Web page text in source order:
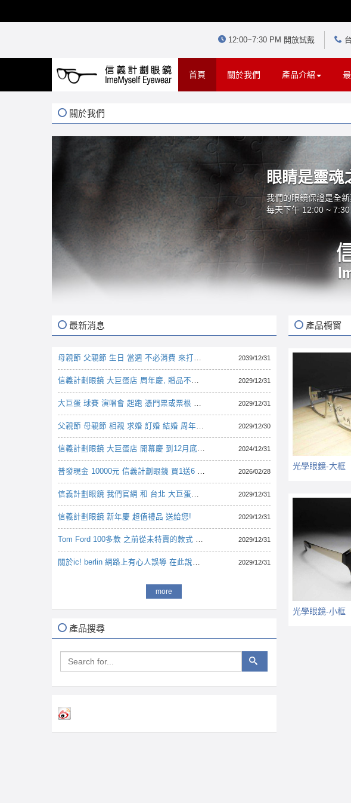
12:00~7:30 PM 開放試戴
首頁 (current)關於我們 產品介紹
關於我們
眼睛是靈魂
我們的眼鏡保證是全
每天下午 12:00 ~
最新消息
母親節 父親節 生日 當週 不必消費 來打卡 就贈送 小紅書 小黑筆記本 記事本 2039/12/31
信義計劃眼鏡 大巨蛋店 周年慶, 贈品不是廉價的outlet品, 而是專櫃正品, 以下網址 一目了然 2029/12/31
大巨蛋 球賽 演唱會 起跑 憑門票或票根 獲贈 特別贈禮 2029/12/31
父親節 母親節 相親 求婚 訂婚 結婚 周年紀念 就業 畢業 轉職 高升 生日禮物 見面禮 2029/12/30
信義計劃眼鏡 大巨蛋店 開幕慶 ​到12月底 好禮大方送 2024/12/31
普發現金 10000元 信義計劃眼鏡 買1送6 活動起跑 2026/02/28
信義計劃眼鏡 我們官網 和 台北 大巨蛋店 大特賣 2029/12/31
信義計劃眼鏡 新年慶 超值禮品 送給您! 2029/12/31
Tom Ford 100多款 之前從未特賣的款式 2折起 賠售特賣起跑 2029/12/31
關於ic! berlin 網路上有心人誤導 在此說明如下 2029/12/31
more
產品搜尋
產品櫥窗
光學眼鏡-大框
光學眼鏡-小框